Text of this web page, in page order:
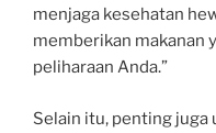
menjaga kesehatan
memberikan makanan
peliharaan Anda.”
Selain itu, penting